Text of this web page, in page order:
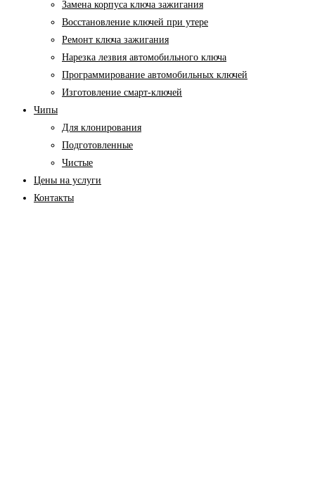
Замена корпуса ключа зажигания
Восстановление ключей при утере
Ремонт ключа зажигания
Нарезка лезвия автомобильного ключа
Программирование автомобильных ключей
Изготовление смарт-ключей
Чипы
Для клонирования
Подготовленные
Чистые
Цены на услуги
Контакты